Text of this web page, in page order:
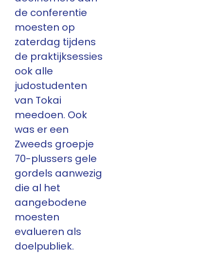
de conferentie
moesten op
zaterdag tijdens
de praktijksessies
ook alle
judostudenten
van Tokai
meedoen. Ook
was er een
Zweeds groepje
70-plussers gele
gordels aanwezig
die al het
aangebodene
moesten
evalueren als
doelpubliek.